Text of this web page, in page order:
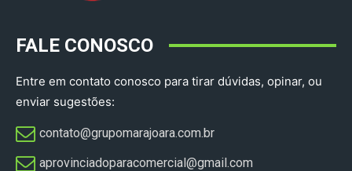
FALE CONOSCO
Entre em contato conosco para tirar dúvidas, opinar, ou
enviar sugestões:
contato@grupomarajoara.com.br
aprovinciadoparacomercial@gmail.com​